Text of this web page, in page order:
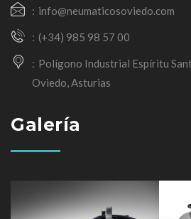
info@neumaticosoviedo.com
(+34) 985 98 57 00
Polígono Industrial Espíritu
Oviedo, Asturias
Galería